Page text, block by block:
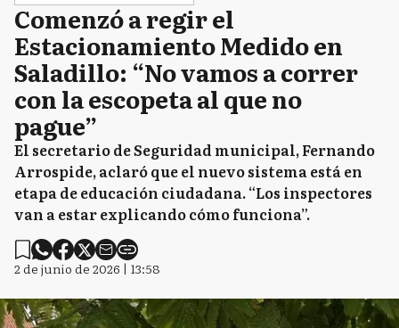
Comenzó a regir el
Estacionamiento Medido en
Saladillo: “No vamos a correr
con la escopeta al que no
pague”
El secretario de Seguridad municipal, Fernando
Arrospide, aclaró que el nuevo sistema está en
etapa de educación ciudadana. “Los inspectores
van a estar explicando cómo funciona”.
2 de junio de 2026 | 13:58